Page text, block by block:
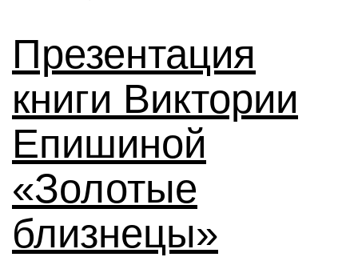
Презентация
книги Виктории
Епишиной
«Золотые
близнецы»